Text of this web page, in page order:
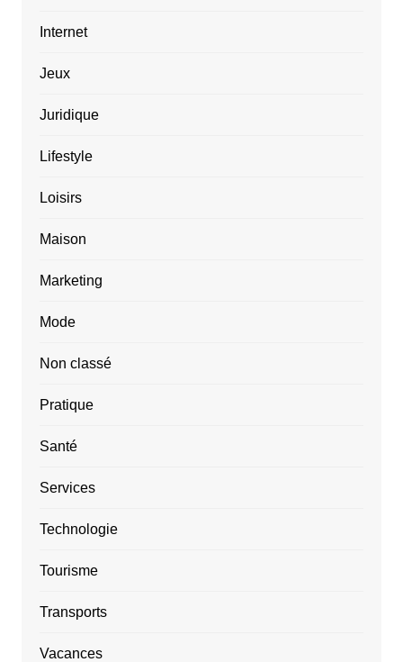
Internet
Jeux
Juridique
Lifestyle
Loisirs
Maison
Marketing
Mode
Non classé
Pratique
Santé
Services
Technologie
Tourisme
Transports
Vacances